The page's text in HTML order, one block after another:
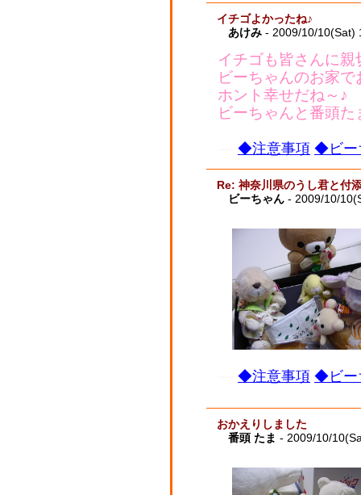
イチゴよかったね♪
あけみ - 2009/10/10(Sat)
イチゴも皆さんに
ビーちゃんのお家
ホント幸せだね～♪
ビーちゃんと番頭
◆注意事項 ◆ビー
Re: 神奈川県のうし君と付
ビーちゃん - 2009/10/
◆注意事項 ◆ビー
おかえりしました
番頭 たま - 2009/10/